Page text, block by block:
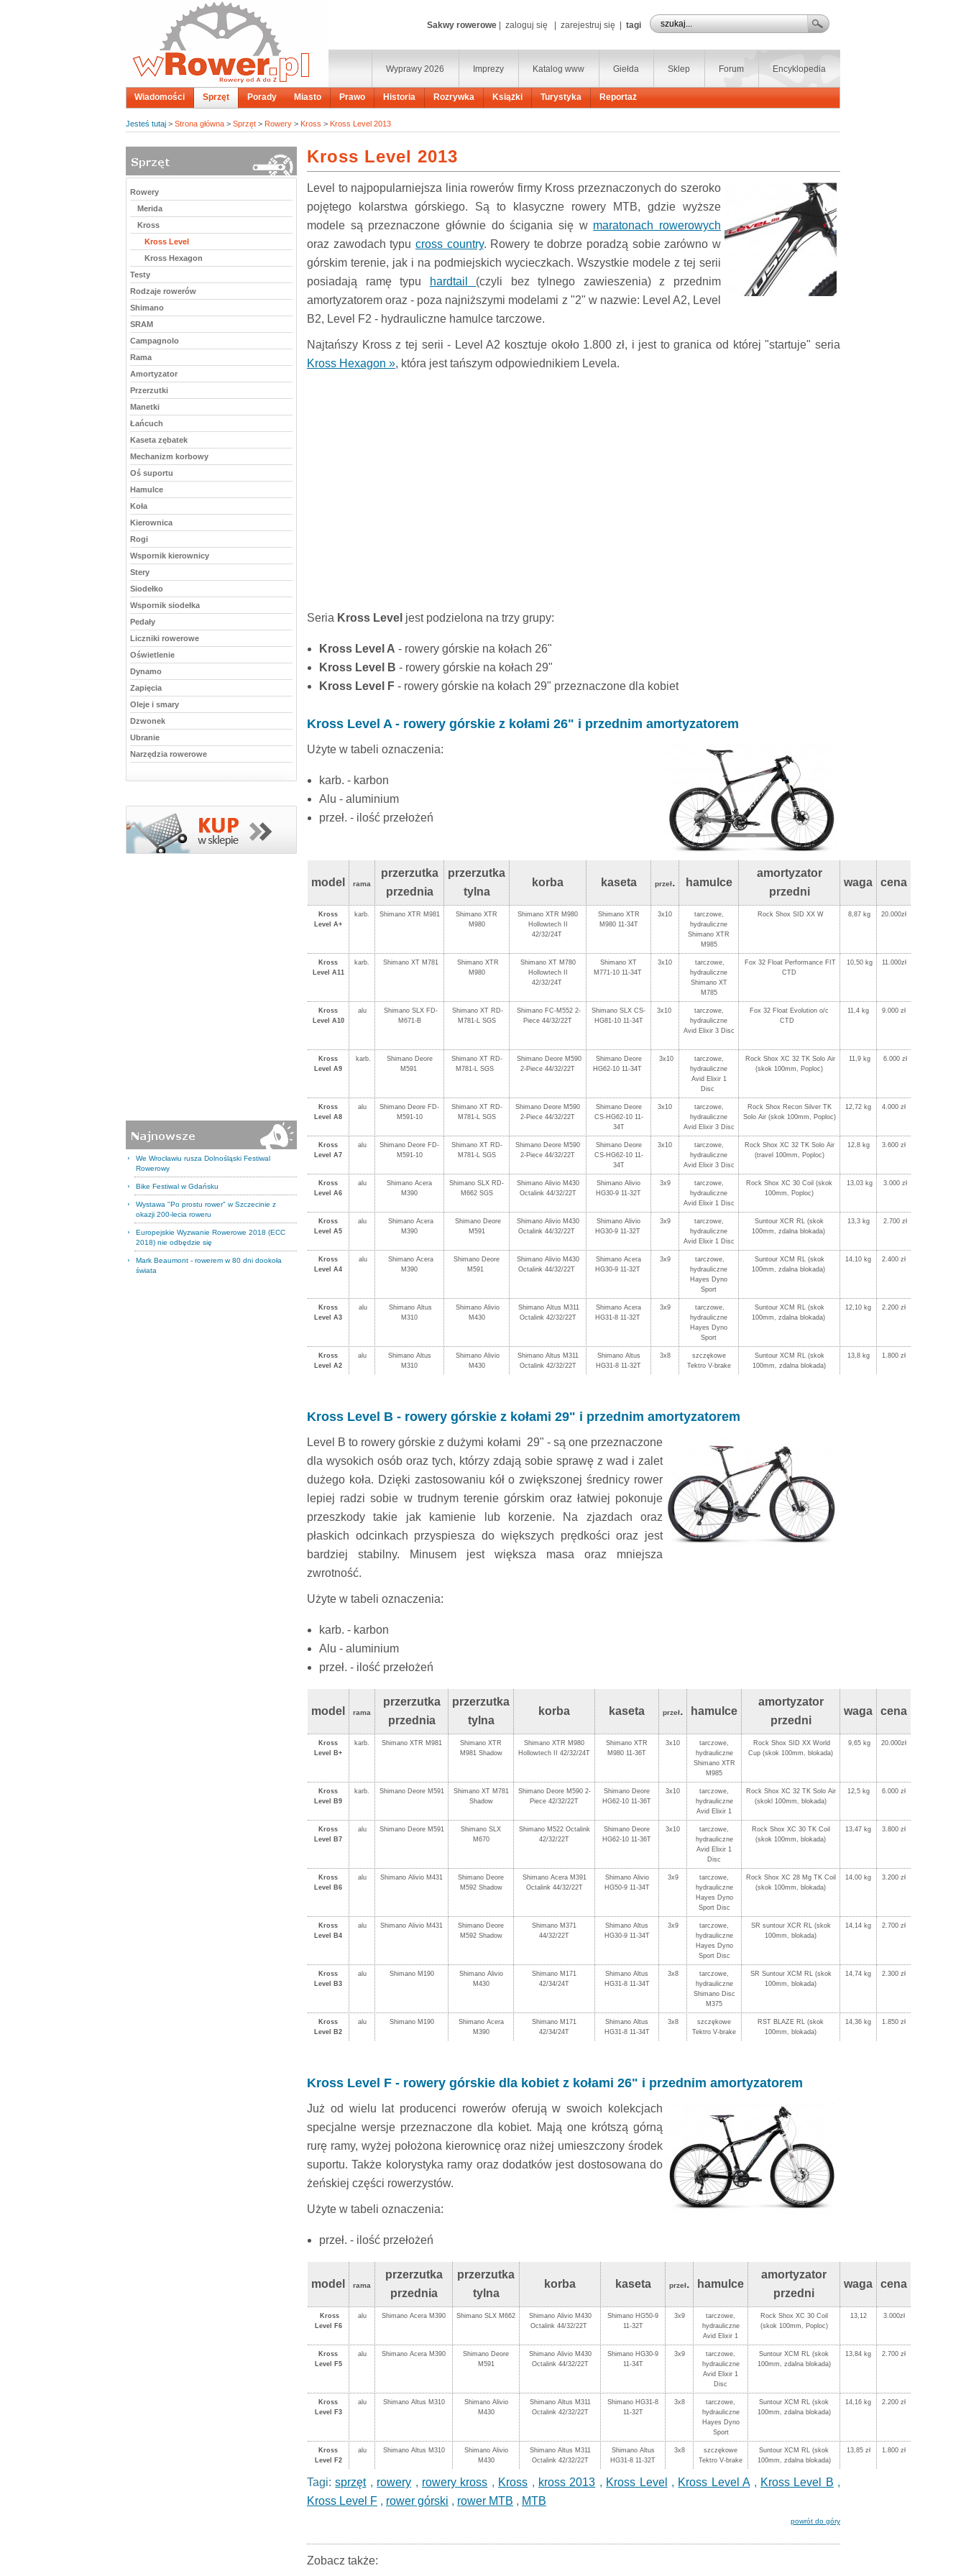
Sakwy rowerowe zaloguj się zarejestruj się tagi
Encyklopedia
Forum
Sklep
Giełda
Katalog www
Imprezy
Wyprawy 2026
Wiadomości Sprzęt Porady Miasto Prawo Historia Rozrywka Książki Turystyka Reportaż
Jesteś tutaj > Strona główna > Sprzęt > Rowery > Kross > Kross Level 2013
Rowery
Merida
Kross
Kross Level
Kross Hexagon
Testy
Rodzaje rowerów
Shimano
SRAM
Campagnolo
Rama
Amortyzator
Przerzutki
Manetki
Łańcuch
Kaseta zębatek
Mechanizm korbowy
Oś suportu
Hamulce
Koła
Kierownica
Rogi
Wspornik kierownicy
Stery
Siodełko
Wspornik siodełka
Pedały
Liczniki rowerowe
Oświetlenie
Dynamo
Zapięcia
Oleje i smary
Dzwonek
Ubranie
Narzędzia rowerowe
We Wrocławiu rusza Dolnośląski Festiwal
Rowerowy
Bike Festiwal w Gdańsku
Wystawa "Po prostu rower" w Szczecinie z
okazji 200-lecia roweru
Europejskie Wyzwanie Rowerowe 2018 (ECC
2018) nie odbędzie się
Mark Beaumont - rowerem w 80 dni dookoła
świata
Kross Level 2013
Level to najpopularniejsza linia rowerów firmy Kross przeznaczonych do szeroko
pojętego kolarstwa górskiego. Są to klasyczne rowery MTB, gdzie wyższe
modele są przeznaczone głównie do ścigania się w maratonach rowerowych
oraz zawodach typu cross country. Rowery te dobrze poradzą sobie zarówno w
górskim terenie, jak i na podmiejskich wycieczkach. Wszystkie modele z tej serii
posiadają ramę typu
hardtail (czyli bez tylnego zawieszenia) z przednim
amortyzatorem oraz - poza najniższymi modelami z "2" w nazwie: Level A2, Level
B2, Level F2 - hydrauliczne hamulce tarczowe.
Najtańszy Kross z tej serii - Level A2 kosztuje około 1.800 zł, i jest to granica od której "startuje" seria
Kross Hexagon », która jest tańszym odpowiednikiem Levela.
Seria Kross Level jest podzielona na trzy grupy:
Kross Level A - rowery górskie na kołach 26"
Kross Level B - rowery górskie na kołach 29"
Kross Level F - rowery górskie na kołach 29" przeznaczone dla kobiet
Kross Level A - rowery górskie z kołami 26" i przednim amortyzatorem
Użyte w tabeli oznaczenia:
karb. - karbon
Alu - aluminium
przeł. - ilość przełożeń
model rama
przerzutka
przednia
przerzutka
tylna
korba kaseta przeł. hamulce
amortyzator
przedni
waga cena
Kross
Level A+
karb. Shimano XTR M981
Shimano XTR
M980
Shimano XTR M980
Hollowtech II
42/32/24T
Shimano XTR
M980 11-34T
3x10
tarczowe,
hydrauliczne
Shimano XTR
M985
Rock Shox SID XX W 8,87 kg 20.000zł
Kross
Level A11
karb. Shimano XT M781
Shimano XTR
M980
Shimano XT M780
Hollowtech II
42/32/24T
Shimano XT
M771-10 11-34T
3x10
tarczowe,
hydrauliczne
Shimano XT
M785
Fox 32 Float Performance FIT
CTD
10,50 kg 11.000zł
Kross
Level A10
alu
Shimano SLX FD-
M671-B
Shimano XT RD-
M781-L SGS
Shimano FC-M552 2-
Piece 44/32/22T
Shimano SLX CS-
HG81-10 11-34T
3x10
tarczowe,
hydrauliczne
Avid Elixir 3 Disc
Fox 32 Float Evolution o/c
CTD
11,4 kg 9.000 zł
Kross
Level A9
karb.
Shimano Deore
M591
Shimano XT RD-
M781-L SGS
Shimano Deore M590
2-Piece 44/32/22T
Shimano Deore
HG62-10 11-34T
3x10
tarczowe,
hydrauliczne
Avid Elixir 1
Disc
Rock Shox XC 32 TK Solo Air
(skok 100mm, Poploc)
11,9 kg 6.000 zł
Kross
Level A8
alu
Shimano Deore FD-
M591-10
Shimano XT RD-
M781-L SGS
Shimano Deore M590
2-Piece 44/32/22T
Shimano Deore
CS-HG62-10 11-
34T
3x10
tarczowe,
hydrauliczne
Avid Elixir 3 Disc
Rock Shox Recon Silver TK
Solo Air (skok 100mm, Poploc)
12,72 kg 4.000 zł
Kross
Level A7
alu
Shimano Deore FD-
M591-10
Shimano XT RD-
M781-L SGS
Shimano Deore M590
2-Piece 44/32/22T
Shimano Deore
CS-HG62-10 11-
34T
3x10
tarczowe,
hydrauliczne
Avid Elixir 3 Disc
Rock Shox XC 32 TK Solo Air
(travel 100mm, Poploc)
12,8 kg 3.600 zł
Kross
Level A6
alu
Shimano Acera
M390
Shimano SLX RD-
M662 SGS
Shimano Alivio M430
Octalink 44/32/22T
Shimano Alivio
HG30-9 11-32T
3x9
tarczowe,
hydrauliczne
Avid Elixir 1 Disc
Rock Shox XC 30 Coil (skok
100mm, Poploc)
13,03 kg 3.000 zł
Kross
Level A5
alu
Shimano Acera
M390
Shimano Deore
M591
Shimano Alivio M430
Octalink 44/32/22T
Shimano Alivio
HG30-9 11-32T
3x9
tarczowe,
hydrauliczne
Avid Elixir 1 Disc
Suntour XCR RL (skok
100mm, zdalna blokada)
13,3 kg 2.700 zł
Kross
Level A4
alu
Shimano Acera
M390
Shimano Deore
M591
Shimano Alivio M430
Octalink 44/32/22T
Shimano Acera
HG30-9 11-32T
3x9
tarczowe,
hydrauliczne
Hayes Dyno
Sport
Suntour XCM RL (skok
100mm, zdalna blokada)
14,10 kg 2.400 zł
Kross
Level A3
alu
Shimano Altus
M310
Shimano Alivio
M430
Shimano Altus M311
Octalink 42/32/22T
Shimano Acera
HG31-8 11-32T
3x9
tarczowe,
hydrauliczne
Hayes Dyno
Sport
Suntour XCM RL (skok
100mm, zdalna blokada)
12,10 kg 2.200 zł
Kross
Level A2
alu
Shimano Altus
M310
Shimano Alivio
M430
Shimano Altus M311
Octalink 42/32/22T
Shimano Altus
HG31-8 11-32T
3x8
szczękowe
Tektro V-brake
Suntour XCM RL (skok
100mm, zdalna blokada)
13,8 kg 1.800 zł
Kross Level B - rowery górskie z kołami 29" i przednim amortyzatorem
Level B to rowery górskie z dużymi kołami 29" - są one przeznaczone
dla wysokich osób oraz tych, którzy zdają sobie sprawę z wad i zalet
dużego koła. Dzięki zastosowaniu kół o zwiększonej średnicy rower
lepiej radzi sobie w trudnym terenie górskim oraz łatwiej pokonuje
przeszkody takie jak kamienie lub korzenie. Na zjazdach oraz
płaskich odcinkach przyspiesza do większych prędkości oraz jest
bardziej stabilny. Minusem jest większa masa oraz mniejsza
zwrotność.
Użyte w tabeli oznaczenia:
karb. - karbon
Alu - aluminium
przeł. - ilość przełożeń
model rama
przerzutka
przednia
przerzutka
tylna
korba kaseta przeł. hamulce
amortyzator
przedni
waga cena
Kross
Level B+
karb. Shimano XTR M981
Shimano XTR
M981 Shadow
Shimano XTR M980
Hollowtech II 42/32/24T
Shimano XTR
M980 11-36T
3x10
tarczowe,
hydrauliczne
Shimano XTR
M985
Rock Shox SID XX World
Cup (skok 100mm, blokada)
9,65 kg 20.000zł
Kross
Level B9
karb. Shimano Deore M591
Shimano XT M781
Shadow
Shimano Deore M590 2-
Piece 42/32/22T
Shimano Deore
HG62-10 11-36T
3x10
tarczowe,
hydrauliczne
Avid Elixir 1
Rock Shox XC 32 TK Solo Air
(skokl 100mm, blokada)
12,5 kg 6.000 zł
Kross
Level B7
alu Shimano Deore M591
Shimano SLX
M670
Shimano M522 Octalink
42/32/22T
Shimano Deore
HG62-10 11-36T
3x10
tarczowe,
hydrauliczne
Avid Elixir 1
Disc
Rock Shox XC 30 TK Coil
(skok 100mm, blokada)
13,47 kg 3.800 zł
Kross
Level B6
alu Shimano Alivio M431
Shimano Deore
M592 Shadow
Shimano Acera M391
Octalink 44/32/22T
Shimano Alivio
HG50-9 11-34T
3x9
tarczowe,
hydrauliczne
Hayes Dyno
Sport Disc
Rock Shox XC 28 Mg TK Coil
(skok 100mm, blokada)
14,00 kg 3.200 zł
Kross
Level B4
alu Shimano Alivio M431
Shimano Deore
M592 Shadow
Shimano M371
44/32/22T
Shimano Altus
HG30-9 11-34T
3x9
tarczowe,
hydrauliczne
Hayes Dyno
Sport Disc
SR suntour XCR RL (skok
100mm, blokada)
14,14 kg 2.700 zł
Kross
Level B3
alu Shimano M190
Shimano Alivio
M430
Shimano M171
42/34/24T
Shimano Altus
HG31-8 11-34T
3x8
tarczowe,
hydrauliczne
Shimano Disc
M375
SR Suntour XCM RL (skok
100mm, blokada)
14,74 kg 2.300 zł
Kross
Level B2
alu Shimano M190
Shimano Acera
M390
Shimano M171
42/34/24T
Shimano Altus
HG31-8 11-34T
3x8
szczękowe
Tektro V-brake
RST BLAZE RL (skok
100mm, blokada)
14,36 kg 1.850 zł
Kross Level F - rowery górskie dla kobiet z kołami 26" i przednim amortyzatorem
Już od wielu lat producenci rowerów oferują w swoich kolekcjach
specjalne wersje przeznaczone dla kobiet. Mają one krótszą górną
rurę ramy, wyżej położona kierownicę oraz niżej umieszczony środek
suportu. Także kolorystyka ramy oraz dodatków jest dostosowana do
żeńskiej części rowerzystów.
Użyte w tabeli oznaczenia:
przeł. - ilość przełożeń
model rama
przerzutka
przednia
przerzutka
tylna
korba kaseta przeł. hamulce
amortyzator
przedni
waga cena
Kross
Level F6
alu Shimano Acera M390 Shimano SLX M662
Shimano Alivio M430
Octalink 44/32/22T
Shimano HG50-9
11-32T
3x9
tarczowe,
hydrauliczne
Avid Elixir 1
Rock Shox XC 30 Coil
(skok 100mm, Poploc)
13,12 3.000zł
Kross
Level F5
alu Shimano Acera M390
Shimano Deore
M591
Shimano Alivio M430
Octalink 44/32/22T
Shimano HG30-9
11-34T
3x9
tarczowe,
hydrauliczne
Avid Elixir 1
Disc
Suntour XCM RL (skok
100mm, zdalna blokada)
13,84 kg 2.700 zł
Kross
Level F3
alu Shimano Altus M310
Shimano Alivio
M430
Shimano Altus M311
Octalink 42/32/22T
Shimano HG31-8
11-32T
3x8
tarczowe,
hydrauliczne
Hayes Dyno
Sport
Suntour XCM RL (skok
100mm, zdalna blokada)
14,16 kg 2.200 zł
Kross
Level F2
alu Shimano Altus M310
Shimano Alivio
M430
Shimano Altus M311
Octalink 42/32/22T
Shimano Altus
HG31-8 11-32T
3x8
szczękowe
Tektro V-brake
Suntour XCM RL (skok
100mm, zdalna blokada)
13,85 zł 1.800 zł
Tagi:sprzęt, rowery , rowery kross , Kross , kross 2013 , Kross Level , Kross Level A, Kross Level B ,
Kross Level F , rower górski , rower MTB , MTB
powrót do góry
Zobacz także: